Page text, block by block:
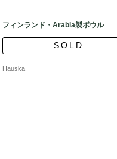
フィンランド・Arabia製ボウル
SOLD
Hauska